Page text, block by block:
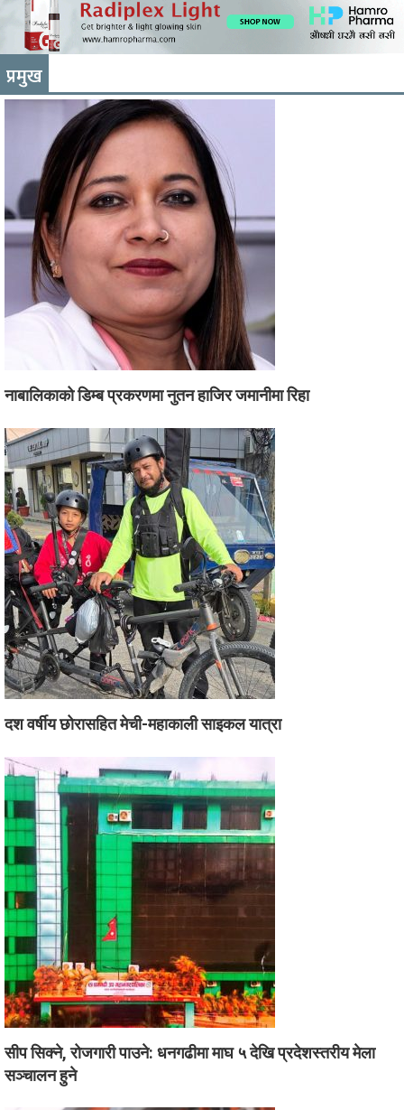
प्रमुख
नाबालिकाको डिम्ब प्रकरणमा नुतन हाजिर जमानीमा रिहा
दश वर्षीय छोरासहित मेची-महाकाली साइकल यात्रा
सीप सिक्ने, रोजगारी पाउने: धनगढीमा माघ ५ देखि प्रदेशस्तरीय मेला
सञ्चालन हुने